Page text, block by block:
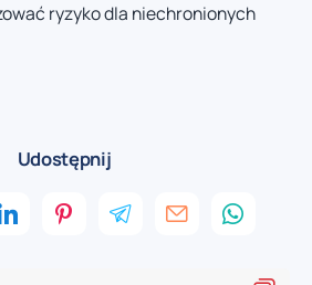
ryzyko dla niechronionych
Udostępnij